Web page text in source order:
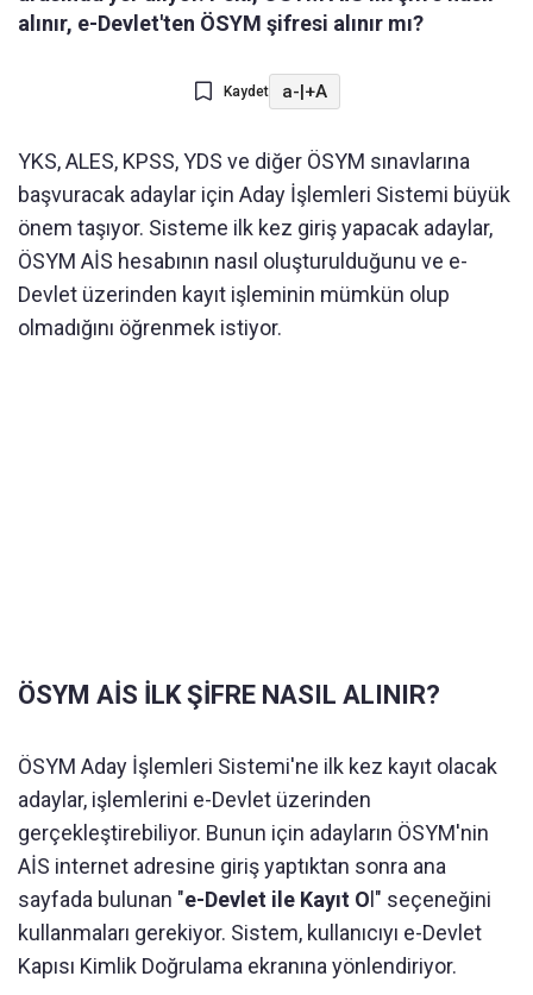
alınır, e-Devlet'ten ÖSYM şifresi alınır mı?
Kaydet a-|+A
YKS, ALES, KPSS, YDS ve diğer ÖSYM sınavlarına
başvuracak adaylar için Aday İşlemleri Sistemi büyük
önem taşıyor. Sisteme ilk kez giriş yapacak adaylar,
ÖSYM AİS hesabının nasıl oluşturulduğunu ve e-
Devlet üzerinden kayıt işleminin mümkün olup
olmadığını öğrenmek istiyor.
ÖSYM AİS İLK ŞİFRE NASIL ALINIR?
ÖSYM Aday İşlemleri Sistemi'ne ilk kez kayıt olacak
adaylar, işlemlerini e-Devlet üzerinden
gerçekleştirebiliyor. Bunun için adayların ÖSYM'nin
AİS internet adresine giriş yaptıktan sonra ana
sayfada bulunan "e-Devlet ile Kayıt O l" seçeneğini
kullanmaları gerekiyor. Sistem, kullanıcıyı e-Devlet
Kapısı Kimlik Doğrulama ekranına yönlendiriyor.